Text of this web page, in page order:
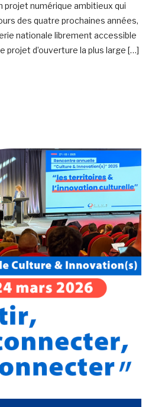
projet numérique ambitieux qui
des quatre prochaines années,
nationale librement accessible
d’ouverture la plus large […]